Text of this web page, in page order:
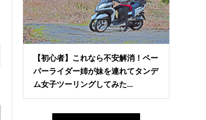
【初心者】これなら不安解消！ペー
パーライダー姉が妹を連れてタンデ
ム女子ツーリングしてみた...